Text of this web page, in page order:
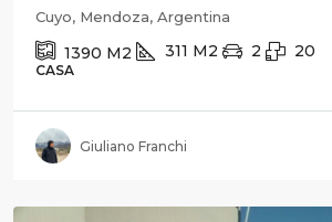
Cuyo, Mendoza, Argentina
1390 M2 311 M2 2 20
CASA
Giuliano Franchi